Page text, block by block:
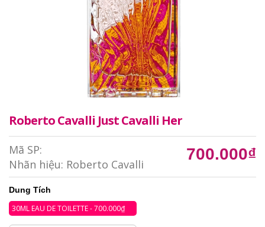
Roberto Cavalli Just Cavalli Her
Mã SP:
Nhãn hiệu: Roberto Cavalli
700.000₫
Dung Tích
30ML EAU DE TOILETTE - 700.000₫